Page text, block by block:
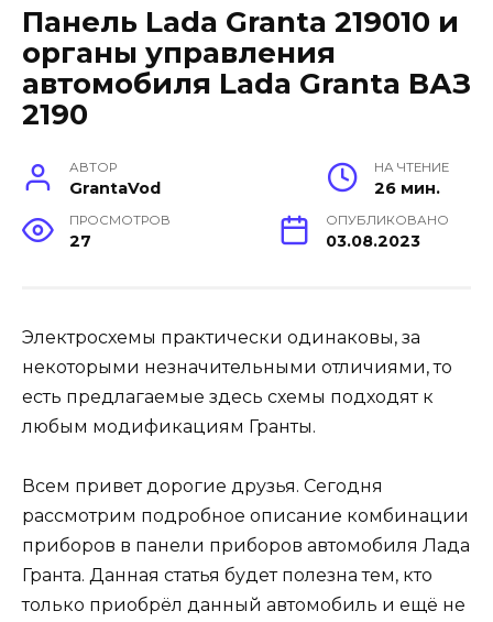
Панель Lada Granta 219010 и
органы управления
автомобиля Lada Granta ВАЗ
2190
АВТОР
GrantaVod
НА ЧТЕНИЕ
26 мин.
ПРОСМОТРОВ
27
ОПУБЛИКОВАНО
03.08.2023
Электросхемы практически одинаковы, за
некоторыми незначительными отличиями, то
есть предлагаемые здесь схемы подходят к
любым модификациям Гранты.
Всем привет дорогие друзья. Сегодня
рассмотрим подробное описание комбинации
приборов в панели приборов автомобиля Лада
Гранта. Данная статья будет полезна тем, кто
только приобрёл данный автомобиль и ещё не